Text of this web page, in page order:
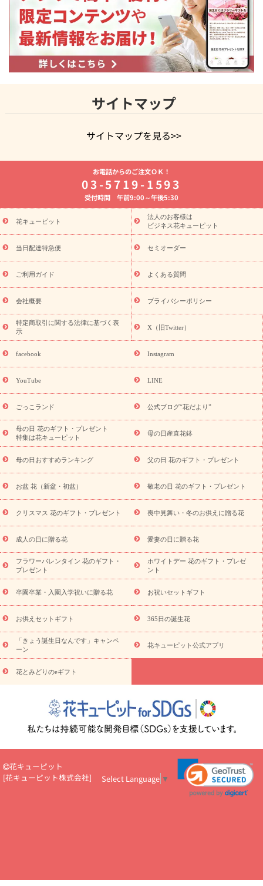
サイトマップ
サイトマップを見る>>
よく贈られる花
お祝いの花特集
誕生日フラワーギフト特集
8月の誕生花(トルコキキョウ)
開店・開業祝い
お供え・お悔やみ お供え・お悔やみの花
通夜・葬儀に贈る花 胡蝶蘭・花鉢
ーブドフラワー
季節のイベント
ひまわり ギフト・プレゼント
特集
お盆 花（新盆・初盆） 季節のイベント
お盆 花（新
盆・初盆）
お盆 花（新盆・初盆）
お盆・お供え 花とセットギ
フト
お盆・お供え プリザーブドフラワー
ひまわり ギフト・プ
レゼント特集
夏の花贈り・お中元・暑中見舞い 花のギフト特集
敬老の日におくる花ギフト・プレゼント特集
花ギフト・プレゼント特集
敬老の日 花のおすすめランキング
敬
老の日 花鉢植えのギフト・プレゼント特集
敬老の日 花とセットギ
フト・プレゼント特集
敬老の日の花 全てのギフト一覧
キャン
ペーン
映画『ウォーターガーディアンズ』コラボキャンペーン
「きょう誕生日なんです」キャンペーン
誕生日の花を探す
誕生日フラワーギフト 誕生日フラワーギフト特集
(トルコキキョウ)
9月の誕生花(リンドウ)
ら探す
お祝いの花特集 当日配達特急便 お祝い商品一覧
念日
結婚祝い 出産祝い 退院祝い・快気祝い
寿祝い
プチギフト ペットのお祝いフラワー
供え・お悔やみ商品一覧
お供え・お悔やみの花
四十九日法要以
お供え プリザーブドフラワー
ペットのお供えフラワー
お盆（新
盆・初盆）
その他 お祝い返し お見舞い
お取り寄せギフト
ビジネス用
ご自宅用 観葉植物 ミディ胡蝶蘭
プリザーブ
ドフラワー
スタイルから探す アレンジメント 花束
スタ
ンド花
お祝い お供え・お悔やみ 胡蝶蘭 胡蝶蘭・花鉢
ディ胡蝶蘭・お祝い
ミディ胡蝶蘭・お供え
世界初の青色胡蝶蘭
観葉植物
観葉植物 産直多肉植物
プリザーブドフラワー
お祝い
お供え・お悔やみ 花とセットギフト
セミオーダー
プチギフト（hanamore -ハナモア-）
花とみどりのeギフト
キューピットのeGfit
カラー ピンク イエローオレンジ
レッ
ド
お花の種類 トルコキキョウ
お祝い お祝い・3000円～ お祝い・4000円～
お祝い・
5000円～
お祝い・7000円～ お祝い・ 10000円～
お供え・お
悔やみ
円～
お供え・お悔やみ・
読み物
いのマナー
定年退職祝いのマナー
お祝いを贈るときのマナー・
花キューピットのお祝いコラム一覧
誕生日のお花を「色
彩心理学」で選ぶ方法
結婚祝いの予算相場
出産祝いお役立ち情
ール
新築引っ越し祝いコラム お祝い花のマナー総まとめ
職
場上司や先輩へ贈るお祝い花の正解は？
開店祝いの花 選び方ガイ
あり)
花キューピット×専門家
CO2排出量削減 / SDGsを考える
お電話からのご注文ＯＫ！
03-5719-1593
受付時間 午前9:00～午後5:30
花キューピット
法人のお客様は
ビジネス花キューピット
当日配達特急便 セミオーダー
ご利用ガイド よくある質問
会社概要 プライバシーポリシー
特定商取引に関する法律に基づく表
示
X（旧Twitter）
facebook Instagram
YouTube LINE
ごっこランド 公式ブログ“花だより”
母の日 花のギフト・プレゼント
特集は花キューピット
母の日産直花鉢
母の日おすすめランキング 父の日 花のギフト・プレゼント
お盆 花（新盆・初盆） 敬老の日 花のギフト・プレゼント
クリスマス 花のギフト・プレゼント 喪中見舞い・冬のお供えに贈る花
成人の日に贈る花 愛妻の日に贈る花
フラワーバレンタイン 花のギフト・
プレゼント
ホワイトデー 花のギフト・プレゼ
ント
卒園卒業・入園入学祝いに贈る花 お祝いセットギフト
お供えセットギフト 365日の誕生花
「きょう誕生日なんです」キャンペ
ーン
花キューピット公式アプリ
花とみどりのeギフト
花キューピット
[花キューピット株式会社] Select Language ▼